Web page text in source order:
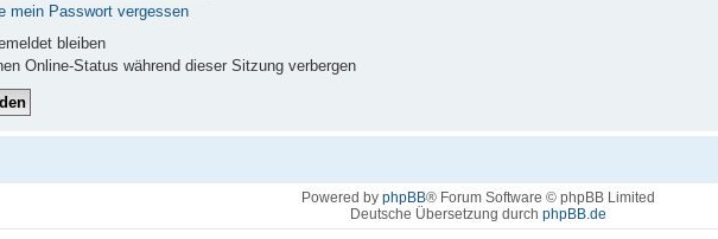
mein Passwort vergessen
bleiben
Online-Status während dieser Sitzung verbergen
Powered by phpBB® Forum Software © phpBB Limited
Deutsche Übersetzung durch phpBB.de